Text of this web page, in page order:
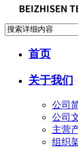
首页
关于我们
公司
公司
主营
组织